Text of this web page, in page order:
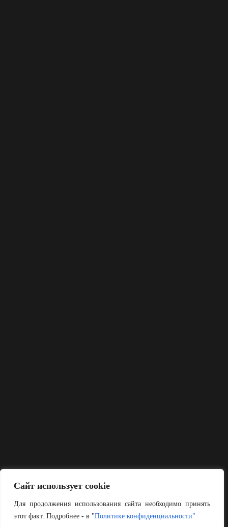
Сайт использует cookie
Для продолжения использования сайта необходимо принять
этот факт. Подробнее - в "Политике конфиденциальности"